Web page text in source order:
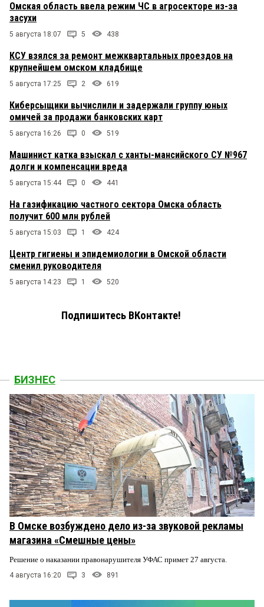
Омская область ввела режим ЧС в агросекторе из-за
засухи
5 августа 18:07 5 438
КСУ взялся за ремонт межквартальных проездов на
крупнейшем омском кладбище
5 августа 17:25 2 619
Киберсыщики вычислили и задержали группу юных
омичей за продажи банковских карт
5 августа 16:26 0 519
Машинист катка взыскал с ханты-мансийского СУ №967
долги и компенсации вреда
5 августа 15:44 0 441
На газификацию частного сектора Омска область
получит 600 млн рублей
5 августа 15:03 1 424
Центр гигиены и эпидемиологии в Омской области
сменил руководителя
5 августа 14:23 1 520
Подпишитесь ВКонтакте!
БИЗНЕС
В Омске возбуждено дело из-за звуковой рекламы
магазина «Смешные цены»
Решение о наказании правонарушителя УФАС примет 27 августа.
4 августа 16:20 3 891